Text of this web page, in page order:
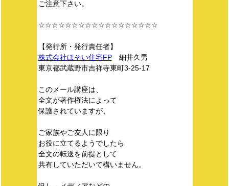
ご注意下さい。
☆☆☆☆☆☆☆☆☆☆☆☆☆☆☆☆☆☆
【発行所・発行責任者】
株式会社ほそい住宅FP細井久男
東京都武蔵野市吉祥寺東町3-25-17
このメール講座は、
全文が著作権法によって
保護されていますが、
ご家族やご友人に限り
お役に立てるようでしたら
全文の転送を前提として
共有していただいて構いません。